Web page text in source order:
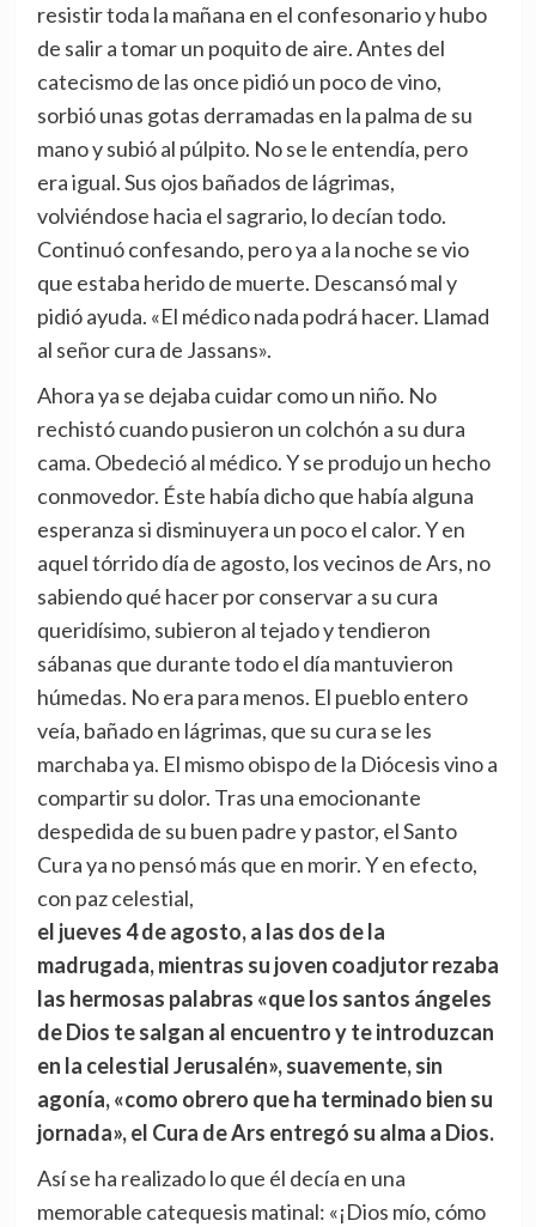
resistir toda la mañana en el confesonario y hubo
de salir a tomar un poquito de aire. Antes del
catecismo de las once pidió un poco de vino,
sorbió unas gotas derramadas en la palma de su
mano y subió al púlpito. No se le entendía, pero
era igual. Sus ojos bañados de lágrimas,
volviéndose hacia el sagrario, lo decían todo.
Continuó confesando, pero ya a la noche se vio
que estaba herido de muerte. Descansó mal y
pidió ayuda. «El médico nada podrá hacer. Llamad
al señor cura de Jassans».
Ahora ya se dejaba cuidar como un niño. No
rechistó cuando pusieron un colchón a su dura
cama. Obedeció al médico. Y se produjo un hecho
conmovedor. Éste había dicho que había alguna
esperanza si disminuyera un poco el calor. Y en
aquel tórrido día de agosto, los vecinos de Ars, no
sabiendo qué hacer por conservar a su cura
queridísimo, subieron al tejado y tendieron
sábanas que durante todo el día mantuvieron
húmedas. No era para menos. El pueblo entero
veía, bañado en lágrimas, que su cura se les
marchaba ya. El mismo obispo de la Diócesis vino a
compartir su dolor. Tras una emocionante
despedida de su buen padre y pastor, el Santo
Cura ya no pensó más que en morir. Y en efecto,
con paz celestial,
el jueves 4 de agosto, a las dos de la
madrugada, mientras su joven coadjutor rezaba
las hermosas palabras «que los santos ángeles
de Dios te salgan al encuentro y te introduzcan
en la celestial Jerusalén», suavemente, sin
agonía, «como obrero que ha terminado bien su
jornada», el Cura de Ars entregó su alma a Dios.
Así se ha realizado lo que él decía en una
memorable catequesis matinal: «¡Dios mío, cómo